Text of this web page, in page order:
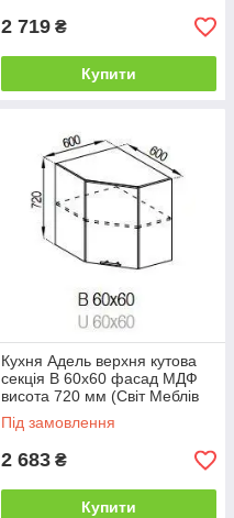
2 719 ₴
Купити
Кухня Адель верхня кутова
секція В 60х60 фасад МДФ
висота 720 мм (Світ Меблів
ТМ)
Під замовлення
2 683 ₴
Купити